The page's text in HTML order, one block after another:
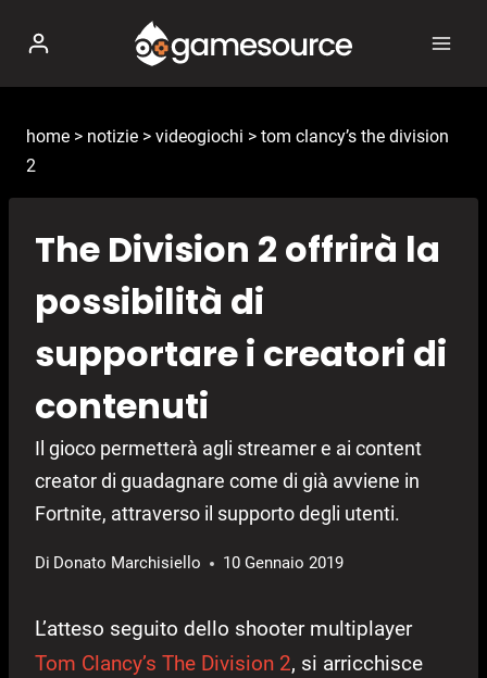
contenuto
home > notizie > videogiochi > tom clancy’s the division
2
The Division 2 offrirà la
possibilità di
supportare i creatori di
contenuti
Il gioco permetterà agli streamer e ai content
creator di guadagnare come di già avviene in
Fortnite, attraverso il supporto degli utenti.
Di Donato Marchisiello 10 Gennaio 2019
L’atteso seguito dello shooter multiplayer
Tom Clancy’s The Division 2, si arricchisce